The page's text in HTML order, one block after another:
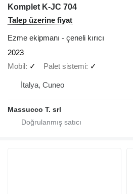
Komplet K-JC 704
Talep üzerine fiyat
Ezme ekipmanı - çeneli kırıcı
2023
Mobil ✓ Palet sistemi ✓
İtalya, Cuneo
Massucco T. srl